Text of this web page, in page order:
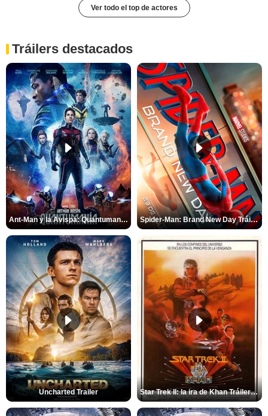
Ver todo el top de actores
Tráilers destacados
Ant-Man y la Avispa: Quantumanía Tráiler (2) Spider-Man: Brand New Day Tráiler (3)
Uncharted Trailer Star Trek II: la ira de Khan Tráiler VO